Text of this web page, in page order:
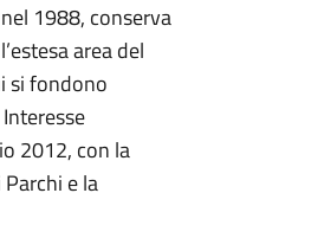
1988, conserva
area del
si fondono
2012, con la
e la